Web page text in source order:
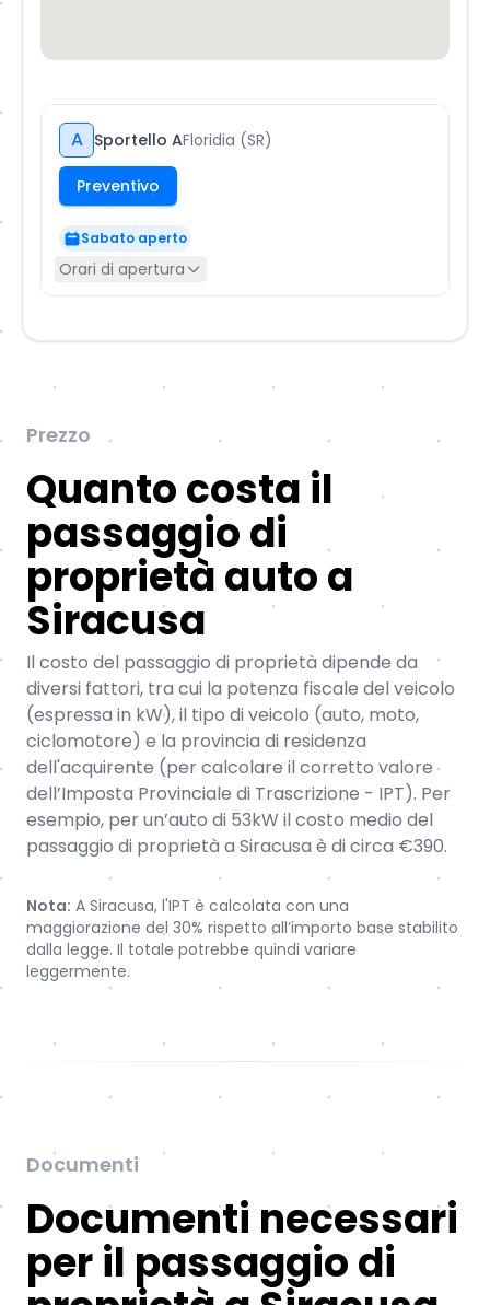
A Sportello AFloridia (SR)
Preventivo
Sabato aperto
Orari di apertura
Prezzo
Quanto costa il
passaggio di
proprietà auto a
Siracusa
Il costo del passaggio di proprietà dipende da
diversi fattori, tra cui la potenza fiscale del veicolo
(espressa in kW), il tipo di veicolo (auto, moto,
ciclomotore) e la provincia di residenza
dell'acquirente (per calcolare il corretto valore
dell’Imposta Provinciale di Trascrizione - IPT). Per
esempio, per un’auto di 53kW il costo medio del
passaggio di proprietà a Siracusa è di circa €390.
Nota: A Siracusa, l'IPT è calcolata con una
maggiorazione del 30% rispetto all’importo base stabilito
dalla legge. Il totale potrebbe quindi variare
leggermente.
Documenti
Documenti necessari
per il passaggio di